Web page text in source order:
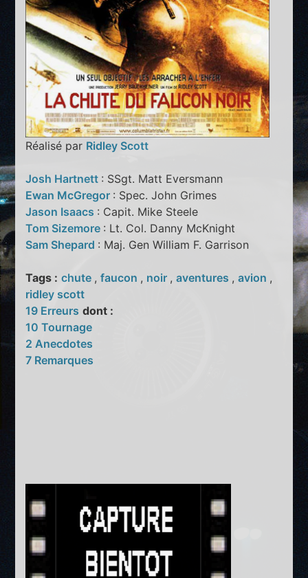
Réalisé par Ridley Scott
Josh Hartnett : SSgt. Matt Eversmann
Ewan McGregor : Spec. John Grimes
Jason Isaacs : Capit. Mike Steele
Tom Sizemore : Lt. Col. Danny McKnight
Sam Shepard : Maj. Gen William F. Garrison
Tags : chute ,faucon , noir ,aventures ,avion ,
ridley scott
19 Erreurs dont :
10 Tournage
2 Anecdotes
7 Remarques